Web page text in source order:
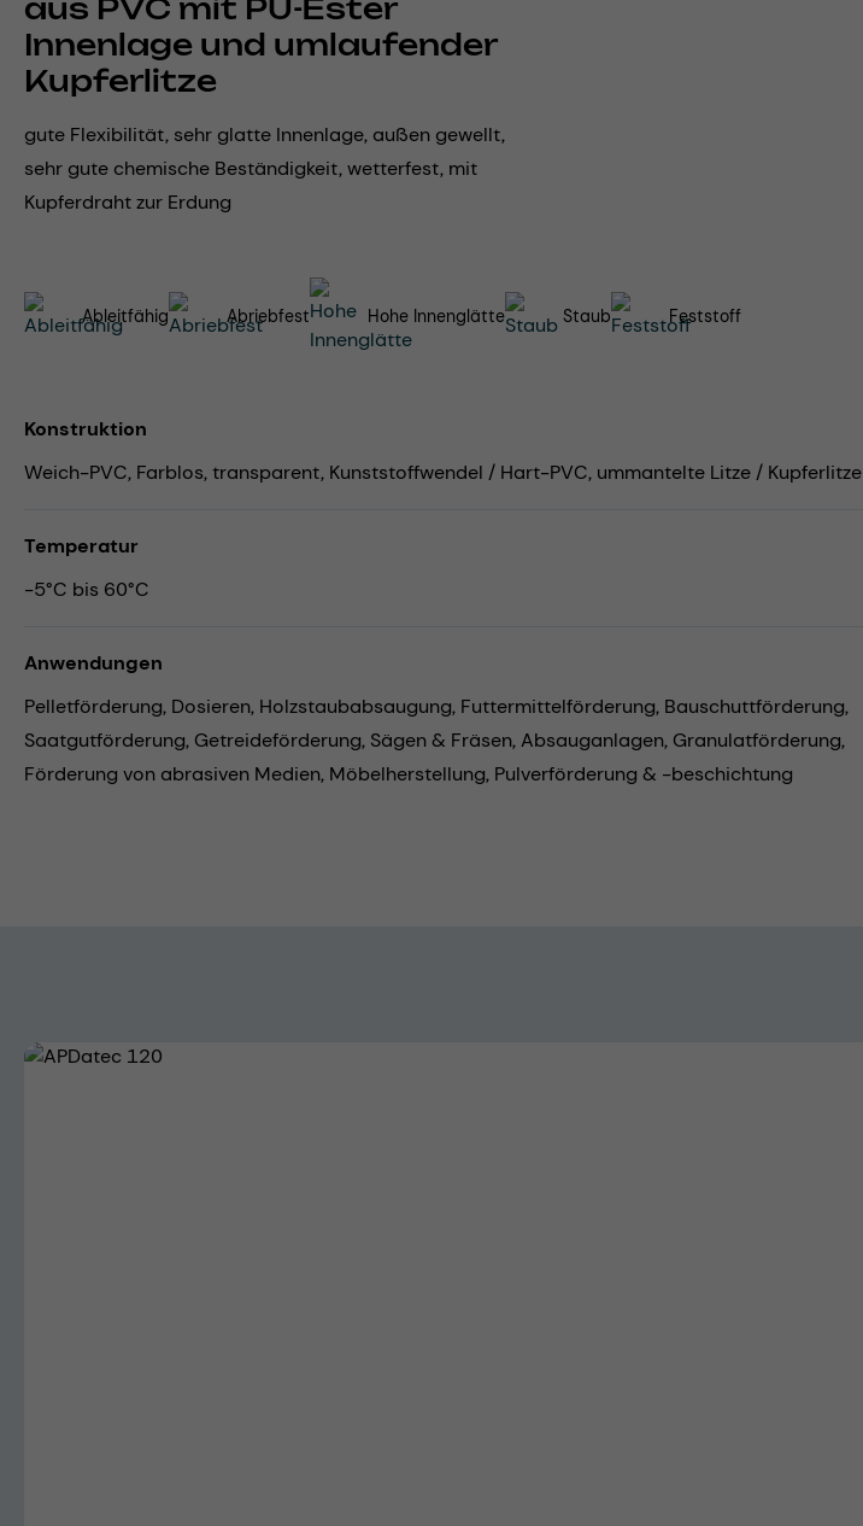
aus PVC mit PU-Ester
Innenlage und umlaufender
Kupferlitze
gute Flexibilität, sehr glatte Innenlage, außen gewellt,
sehr gute chemische Beständigkeit, wetterfest, mit
Kupferdraht zur Erdung
Ableitfähig Abriebfest Hohe Innenglätte Staub Feststoff
Konstruktion
Weich-PVC, Farblos, transparent, Kunststoffwendel / Hart-PVC, ummantelte Litze / Kupferlitze
Temperatur
-5°C bis 60°C
Anwendungen
Pelletförderung, Dosieren, Holzstaubabsaugung, Futtermittelförderung, Bauschuttförderung,
Saatgutförderung, Getreideförderung, Sägen & Fräsen,Absauganlagen, Granulatförderung,
Förderung von abrasiven Medien, Möbelherstellung, Pulverförderung & -beschichtung
Bildergalerie überspringen